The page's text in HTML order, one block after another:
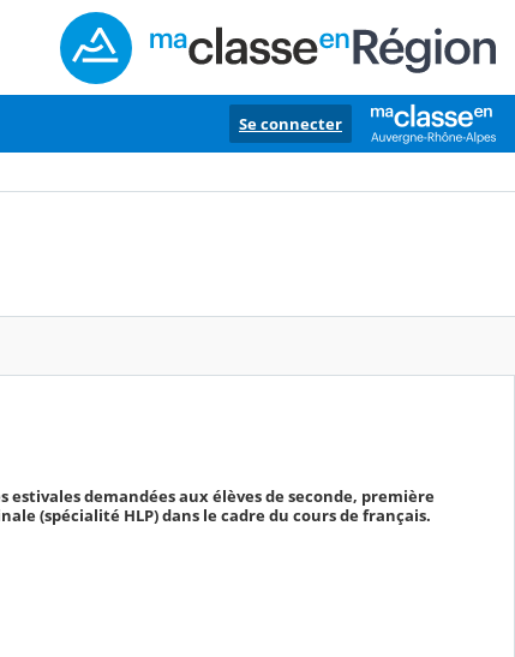
Se connecter
estivales demandées aux élèves de seconde, première
(spécialité HLP) dans le cadre du cours de français.